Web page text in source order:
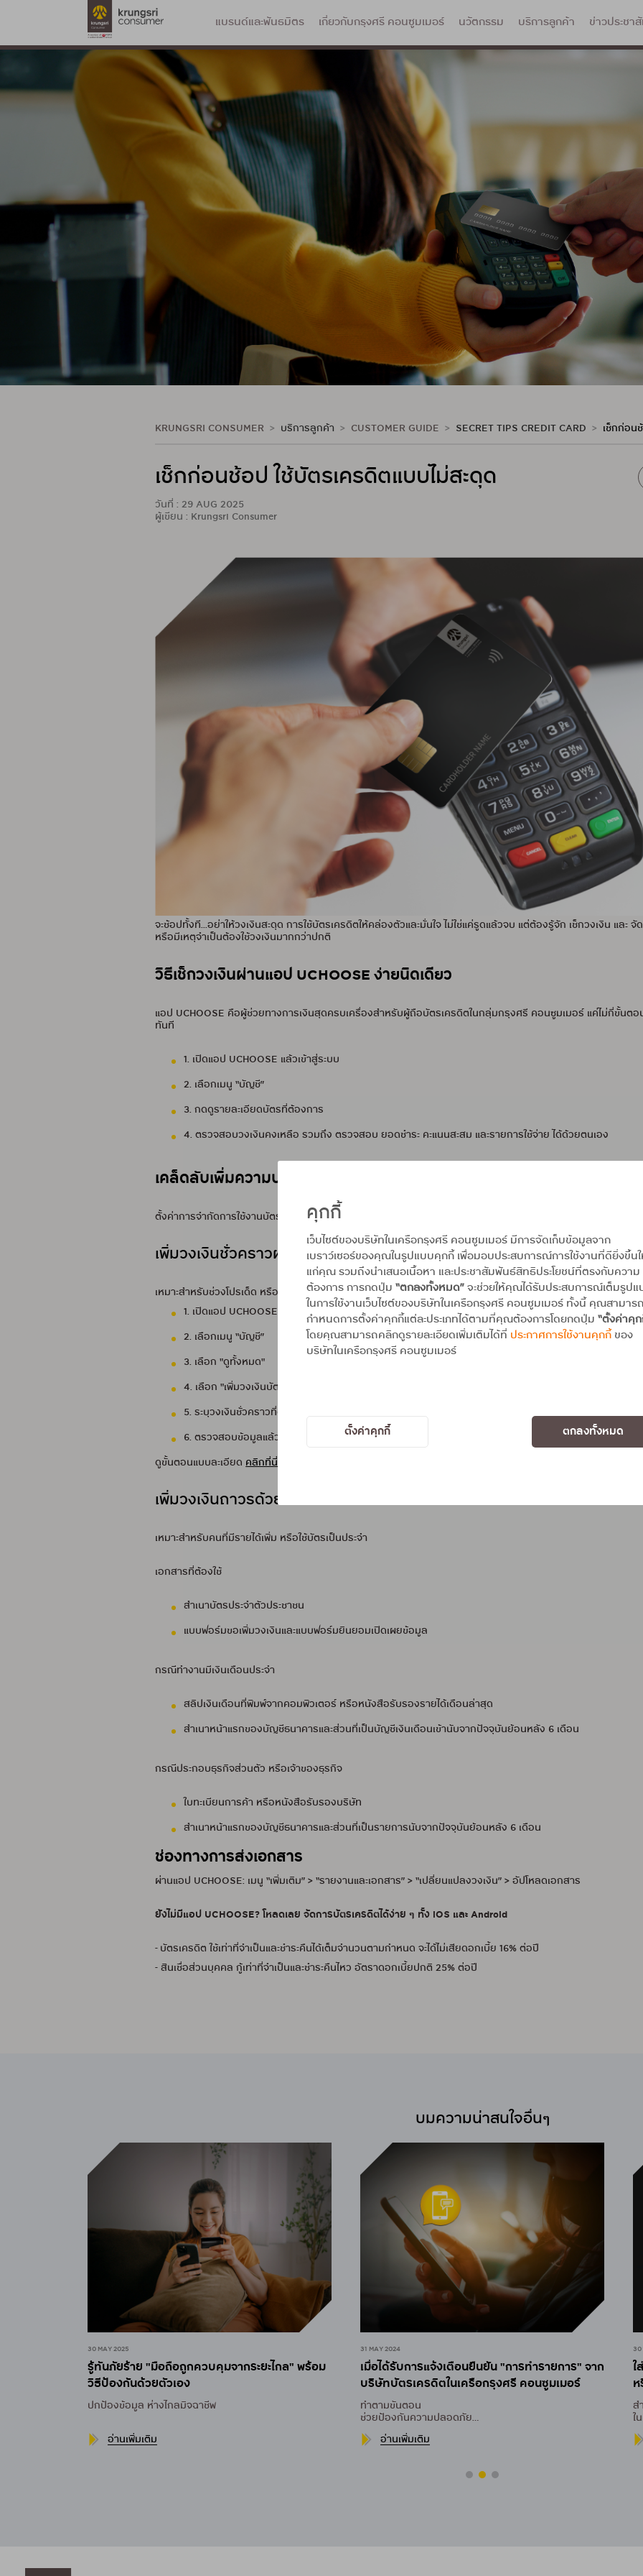
คุกกี้
เว็บไซต์ของบริษัทในเครือกรุงศรี คอนซูมเมอร์ มีการจัดเก็บข้อมูลจาก
เบราว์เซอร์ของคุณในรูปแบบคุกกี้ เพื่อมอบประสบการณ์การใช้งานที่ดียิ่งขึ้น
แก่คุณ รวมถึงนำเสนอเนื้อหา และประชาสัมพันธ์สิทธิประโยชน์ที่ตรงกับความ
ต้องการ การกดปุ่ม “ตกลงทั้งหมด”จะช่วยให้คุณได้รับประสบการณ์เต็มรูปแ
ในการใช้งานเว็บไซต์ของบริษัทในเครือกรุงศรี คอนซูมเมอร์ ทั้งนี้ คุณสามารถ
กำหนดการตั้งค่าคุกกี้แต่ละประเภทได้ตามที่คุณต้องการโดยกดปุ่ม “ตั้งค่าคุก
โดยคุณสามารถคลิกดูรายละเอียดเพิ่มเติมได้ที่ ประกาศการใช้งานคุกกี้ ของ
บริษัทในเครือกรุงศรี คอนซูมเมอร์
ตั้งค่าคุกกี้ ตกลงทั้งหมด
แบรนด์และพันธมิตร เกี่ยวกับกรุงศรี คอนซูมเมอร์ นวัตกรรม บริการลูกค้า ข่าวประชา
KRUNGSRI CONSUMER บริการลูกค้า CUSTOMER GUIDE SECRET TIPS CREDIT CARD เช็กก่อน
เช็กก่อนช้อป ใช้บัตรเครดิตแบบไม่สะดุด
วันที่ : 29 AUG 2025
ผู้เขียน : Krungsri Consumer
จะช้อปทั้งที...อย่าให้วงเงินสะดุด การใช้บัตรเครดิตให้คล่องตัวและมั่นใจ ไม่ใช่แค่รูดแล้วจบ แต่ต้องรู้จัก เช็กวงเงิน และ จั
หรือมีเหตุจำเป็นต้องใช้วงเงินมากกว่าปกติ
วิธีเช็กวงเงินผ่านแอป UCHOOSE ง่ายนิดเดียว
แอป UCHOOSE คือผู้ช่วยทางการเงินสุดครบเครื่องสำหรับผู้ถือบัตรเครดิตในกลุ่มกรุงศรี คอนซูมเมอร์ แค่ไม่กี่ขั้นต
ทันที
1. เปิดแอป UCHOOSE แล้วเข้าสู่ระบบ
2. เลือกเมนู “บัญชี”
3. กดดูรายละเอียดบัตรที่ต้องการ
4. ตรวจสอบวงเงินคงเหลือ รวมถึง ตรวจสอบ ยอดชำระ คะแนนสะสม และรายการใช้จ่าย ได้ด้วยตนเอง
เคล็ดลับเพิ่มความปลอดภัย
ตั้งค่าการจำกัดการใช้งานบัตรผ่าน U MANAGE ได้เลย อย่าลืมเช็กก่อนทำรายการ ว่ามีการจำกัดไว้หรือเปล่า จะได้ไ
เพิ่มวงเงินชั่วคราวผ่านแอป UCHOOSE
เหมาะสำหรับช่วงโปรเด็ด หรือเหตุฉุกเฉินที่ต้องใช้วงเงินเพิ่ม
1. เปิดแอป UCHOOSE
2. เลือกเมนู “บัญชี”
3. เลือก "ดูทั้งหมด"
4. เลือก "เพิ่มวงเงินบัตร"
5. ระบุวงเงินชั่วคราวที่ต้องการขอและเหตุผล"
6. ตรวจสอบข้อมูลแล้วกด “ยืนยัน”
ดูขั้นตอนแบบละเอียด คลิกที่นี่
เพิ่มวงเงินถาวรด้วยการส่งเอกสาร
เหมาะสำหรับคนที่มีรายได้เพิ่ม หรือใช้บัตรเป็นประจำ
เอกสารที่ต้องใช้
สำเนาบัตรประจำตัวประชาชน
แบบฟอร์มขอเพิ่มวงเงินและแบบฟอร์มยินยอมเปิดเผยข้อมูล
กรณีทำงานมีเงินเดือนประจำ
สลิปเงินเดือนที่พิมพ์จากคอมพิวเตอร์ หรือหนังสือรับรองรายได้เดือนล่าสุด
สำเนาหน้าแรกของบัญชีธนาคารและส่วนที่เป็นบัญชีเงินเดือนเข้านับจากปัจจุบันย้อนหลัง 6 เดือน
กรณีประกอบธุรกิจส่วนตัว หรือเจ้าของธุรกิจ
ใบทะเบียนการค้า หรือหนังสือรับรองบริษัท
สำเนาหน้าแรกของบัญชีธนาคารและส่วนที่เป็นรายการนับจากปัจจุบันย้อนหลัง 6 เดือน
ช่องทางการส่งเอกสาร
ผ่านแอป UCHOOSE: เมนู “เพิ่มเติม” > “รายงานและเอกสาร” > “เปลี่ยนแปลงวงเงิน” > อัปโหลดเอกสาร
ยังไม่มีแอป UCHOOSE? โหลดเลย จัดการบัตรเครดิตได้ง่าย ๆ ทั้ง iOS และ Android
- บัตรเครดิต ใช้เท่าที่จำเป็นและชำระคืนได้เต็มจำนวนตามกำหนด จะได้ไม่เสียดอกเบี้ย 16% ต่อปี
- สินเชื่อส่วนบุคคล กู้เท่าที่จำเป็นและชำระคืนไหว อัตราดอกเบี้ยปกติ 25% ต่อปี
บมความน่าสนใจอื่นๆ
31 MAY 2024
เมื่อได้รับการแจ้งเตือนยืนยัน "การทำรายการ" จาก
บริษัทบัตรเครดิตในเครือกรุงศรี คอนซูมเมอร์
ทำตามขั้นตอน
ในการใช้บัตรเครดิต
อ่านเพิ่มเติม
30 APR 2024
ใส่ใจทุกครั้ง เมื่อได้รับ "การแจ้งเตือน" ผ่าน SMS
หรือ UCHOOSE NOTIFICATION
สำหรับลูกค้าบัตรเครดิต
ในเครือกรุงศรี คอนซูมเมอร์
อ่านเพิ่มเติม
29
ร
วิ
ที่